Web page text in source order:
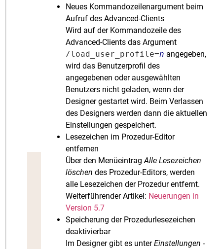
Neues Kommandozeilenargument beim
Aufruf des Advanced-Clients
Wird auf der Kommandozeile des
Advanced-Clients das Argument
/load_user_profile=n angegeben,
wird das Benutzerprofil des
angegebenen oder ausgewählten
Benutzers nicht geladen, wenn der
Designer gestartet wird. Beim Verlassen
des Designers werden dann die aktuellen
Einstellungen gespeichert.
Lesezeichen im Prozedur-Editor
entfernen
Über den MenüeintragAlle Lesezeichen
löschen des Prozedur-Editors, werden
alle Lesezeichen der Prozedur entfernt.
Weiterführender Artikel: Neuerungen in
Version 5.7
Speicherung der Prozedurlesezeichen
deaktivierbar
Im Designer gibt es unterEinstellungen -